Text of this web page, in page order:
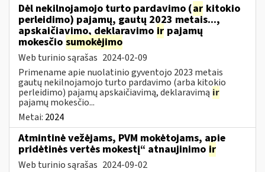
Dėl nekilnojamojo turto pardavimo (ar kitokio
perleidimo) pajamų, gautų 2023 metais...,
apskaičiavimo, deklaravimo ir pajamų
mokesčio sumokėjimo
Web turinio sąrašas 2024-02-09
Primename apie nuolatinio gyventojo 2023 metais
gautų nekilnojamojo turto pardavimo (arba kitokio
perleidimo) pajamų apskaičiavimą, deklaravimą ir
pajamų mokesčio...
Metai: 2024
Atmintinė vežėjams, PVM mokėtojams, apie
pridėtinės vertės mokestį“ atnaujinimo ir
Web turinio sąrašas 2024-09-02